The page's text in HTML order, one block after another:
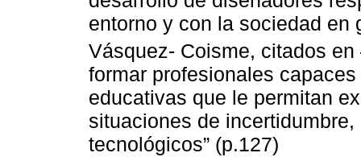
entorno y con la sociedad en
Vásquez- Coisme, citados en
formar profesionales
educativas que le permitan
situaciones de
tecnológicos” (p.127)